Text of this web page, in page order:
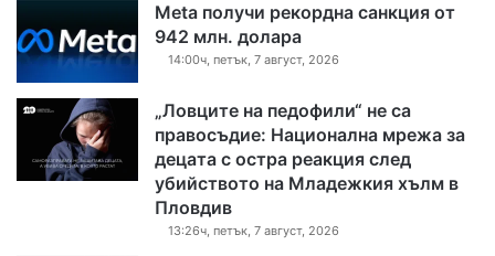
Meta получи рекордна санкция от
942 млн. долара
14:00ч, петък, 7 август, 2026
„Ловците на педофили“ не са
правосъдие: Национална мрежа за
децата с остра реакция след
убийството на Младежкия хълм в
Пловдив
13:26ч, петък, 7 август, 2026